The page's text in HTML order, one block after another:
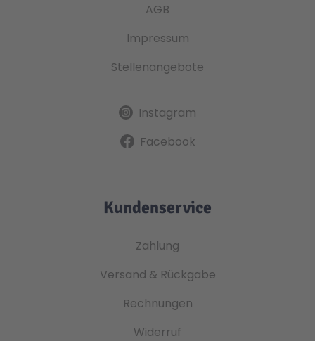
AGB
Impressum
Stellenangebote
Instagram
Facebook
Kundenservice
Zahlung
Versand & Rückgabe
Rechnungen
Widerruf